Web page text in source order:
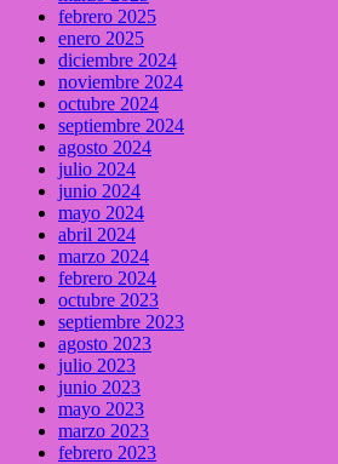
febrero 2025
enero 2025
diciembre 2024
noviembre 2024
octubre 2024
septiembre 2024
agosto 2024
julio 2024
junio 2024
mayo 2024
abril 2024
marzo 2024
febrero 2024
octubre 2023
septiembre 2023
agosto 2023
julio 2023
junio 2023
mayo 2023
marzo 2023
febrero 2023